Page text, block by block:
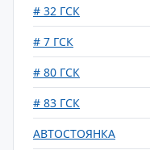
# 32 ГСК
# 7 ГСК
# 80 ГСК
# 83 ГСК
АВТОСТОЯНКА